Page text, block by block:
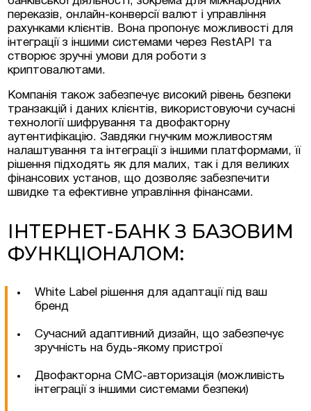
ОАЕ | Відкрити
проєкти та
та Австрії
нерухомість у
переказів, онлайн-конверсії валют і управління
рахунками клієнтів. Вона пропонує можливості для
інтеграції з іншими системами через RestAPI та
створює зручні умови для роботи з
криптовалютами.
Компанія також забезпечує високий рівень безпеки
транзакцій і даних клієнтів, використовуючи сучасні
технології шифрування та двофакторну
аутентифікацію. Завдяки гнучким можливостям
налаштування та інтеграції з іншими платформами, її
рішення підходять як для малих, так і для великих
фінансових установ, що дозволяє забезпечити
швидке та ефективне управління фінансами.
ІНТЕРНЕТ-БАНК З БАЗОВИМ
ФУНКЦІОНАЛОМ:
White Label рішення для адаптації під ваш
бренд
Сучасний адаптивний дизайн, що забезпечує
зручність на будь-якому пристрої
Двофакторна СМС-авторизація (можливість
інтеграції з іншими системами безпеки)